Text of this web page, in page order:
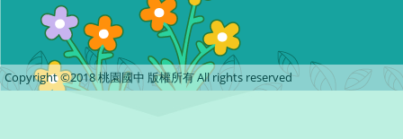
Copyright ©2018 桃園國中 版權所有 All rights reserved